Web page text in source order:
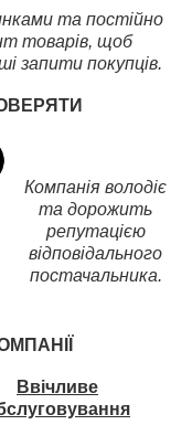
та постійно
товарів, щоб
запити покупців.
Компанія володіє
та дорожить
репутацією
відповідального
постачальника.
Ввічливе